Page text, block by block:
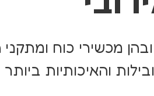
ובהן מכשירי כוח
והאיכותיות ביותר